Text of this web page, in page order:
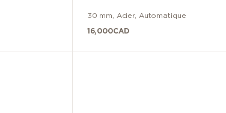
30 mm Acier, Automatique
16,000CAD